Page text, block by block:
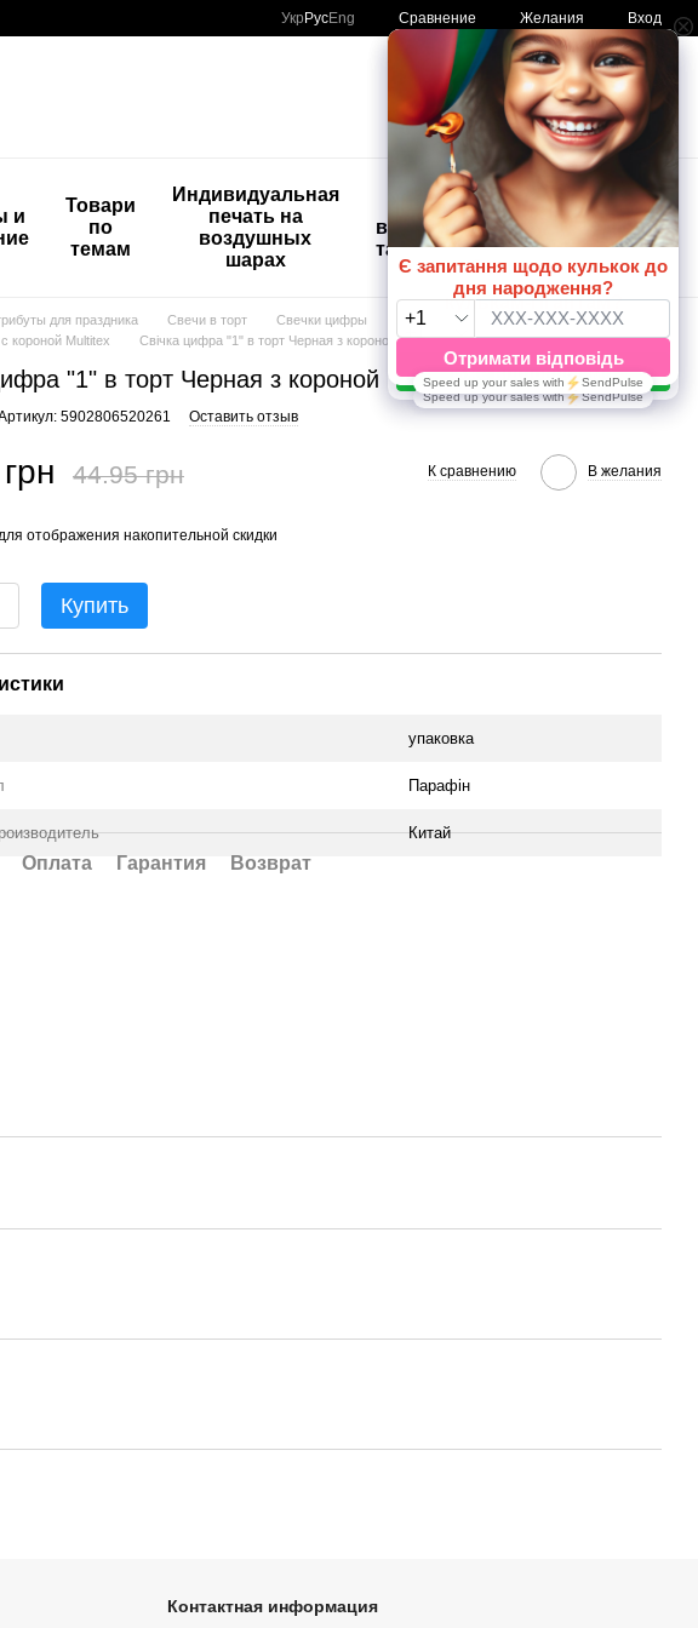
Укр РусEng Сравнение Желания Вход
Мой заказ
и
Товари
по
темам
Индивидуальная
печать на
воздушных
шарах
Детские
временные
татуировки
🚨🚨🚨
Распродажа
Шары с
рисунком
😀🎈
для праздника Свечи в торт Свечки цифры
Свечи Чёрные с короной
короной Multitex
Свічка цифра "1" в торт Черная з короной
"1" в торт Черная з короной
5902806520261 Оставить отзыв
44.95 грн К сравнению В желания
для отображения накопительной скидки
Купить
упаковка
Парафін
Китай
Оплата Гарантия Возврат
Контактная информация